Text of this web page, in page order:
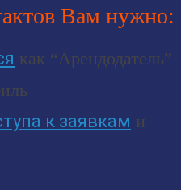
Вам нужно:
как “Арендодатель”
к заявкам и